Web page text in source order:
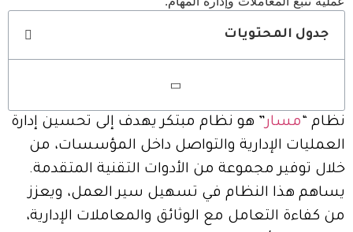
جدول المحتويات
نظام “مسار” هو نظام مبتكر يهدف إلى تحسين إدارة
العمليات الإدارية والتواصل داخل المؤسسات، من
خلال توفير مجموعة من الأدوات التقنية المتقدمة.
يساهم هذا النظام في تسهيل سير العمل، ويعزز
من كفاءة التعامل مع الوثائق والمعاملات الإدارية،